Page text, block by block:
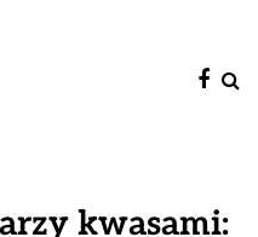
kwasami: